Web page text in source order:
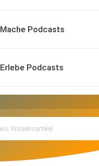
Mache Podcasts
Erlebe Podcasts